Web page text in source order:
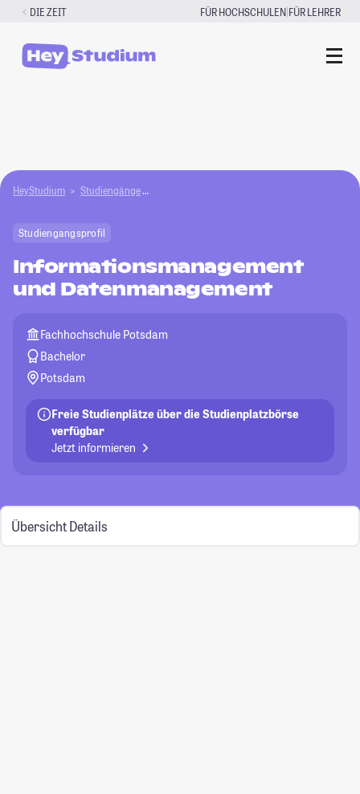
Zum
springen
DIE ZEIT FÜR HOCHSCHULEN|FÜR LEHRER
HeyStudium Studiengänge Informationsmanagement und
Studiengangsprofil
Informationsmanagement
und Datenmanagement
Fachhochschule Potsdam
Bachelor
Potsdam
Freie Studienplätze über die Studienplatzbörse
verfügbar
Jetzt informieren
Übersicht Details